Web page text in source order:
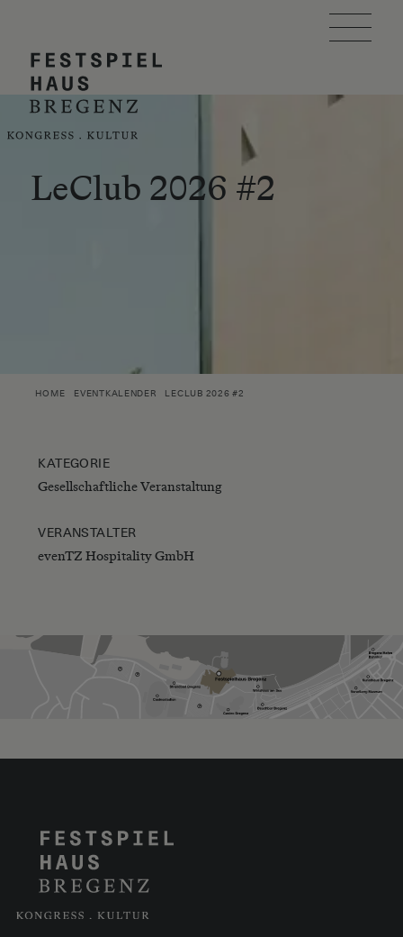
FESTSPIELHAUS
BESUCH PLANEN
LeClub 2026 #2
HOME EVENTKALENDER LECLUB 2026 #2
KATEGORIE
Gesellschaftliche Veranstaltung
VERANSTALTER
evenTZ Hospitality GmbH